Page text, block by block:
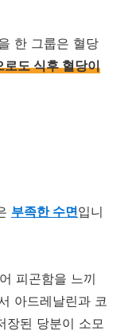
한 그룹은 혈당
도 식후 혈당이
부족한 수면입니
피곤함을 느끼
아드레날린과 코
장된 당분이 소모